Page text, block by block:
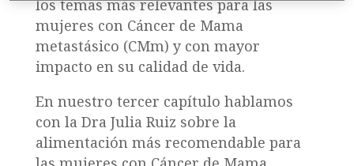
los temas más relevantes para las
mujeres con Cáncer de Mama
metastásico (CMm) y con mayor
impacto en su calidad de vida.
En nuestro tercer capítulo hablamos
con laDra Julia Ruiz sobre la
alimentación más recomendable para